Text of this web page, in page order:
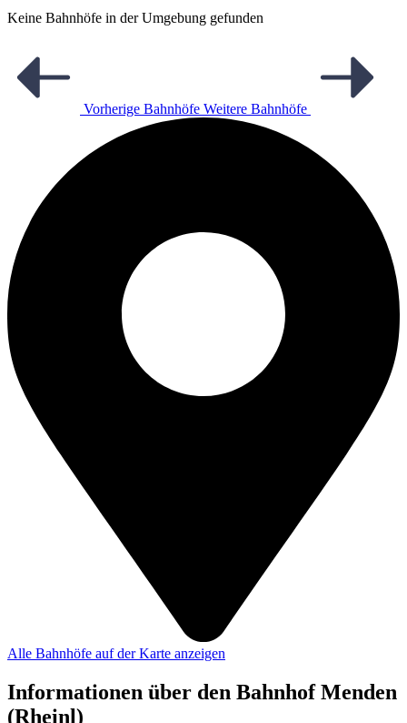
Keine Bahnhöfe in der Umgebung gefunden
Vorherige Bahnhöfe Weitere Bahnhöfe
Alle Bahnhöfe auf der Karte anzeigen
Informationen über den Bahnhof Menden
(Rheinl)